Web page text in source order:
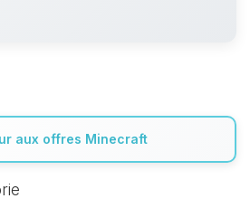
aux offres Minecraft